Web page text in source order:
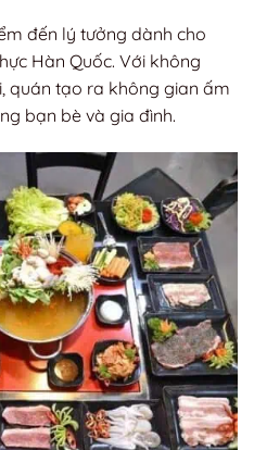
đến lý tưởng dành cho
Hàn Quốc. Với không
quán tạo ra không gian ấm
bạn bè và gia đình.